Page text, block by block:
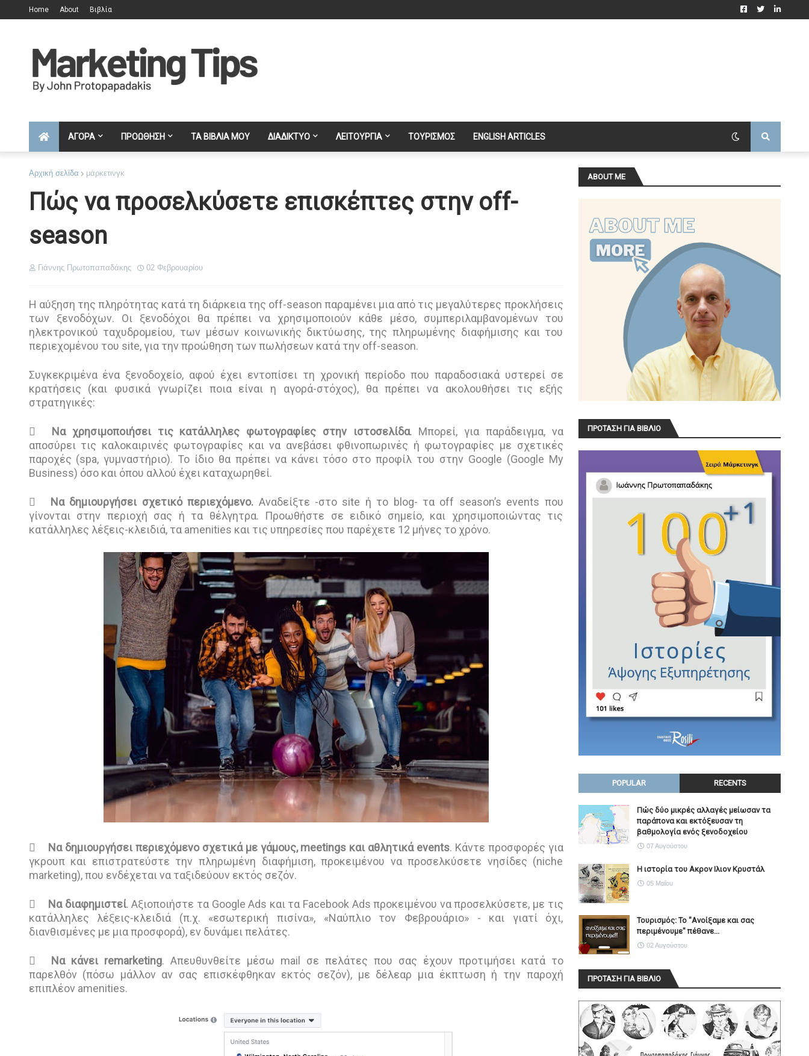
Home About Βιβλία
ΑΓΟΡΑ ΠΡΟΩΘΗΣΗ ΤΑ ΒΙΒΛΙΑ ΜΟΥ ΔΙΑΔΙΚΤΥΟ ΛΕΙΤΟΥΡΓΙΑ ΤΟΥΡΙΣΜΟΣ ENGLISH ARTICLES
Αρχική σελίδα μάρκετινγκ
Πώς να προσελκύσετε επισκέπτες στην off-
season
Γιάννης Πρωτοπαπαδάκης 02 Φεβρουαρίου
Η αύξηση της πληρότητας κατά τη διάρκεια της off-season παραμένει μια από τις μεγαλύτερες προκλήσεις
των ξενοδόχων. Οι ξενοδόχοι θα πρέπει να χρησιμοποιούν κάθε μέσο, συμπεριλαμβανομένων του
ηλεκτρονικού ταχυδρομείου, των μέσων κοινωνικής δικτύωσης, της πληρωμένης διαφήμισης και του
περιεχομένου του site, για την προώθηση των πωλήσεων κατά την off-season.
Συγκεκριμένα ένα ξενοδοχείο, αφού έχει εντοπίσει τη χρονική περίοδο που παραδοσιακά υστερεί σε
κρατήσεις (και φυσικά γνωρίζει ποια είναι η αγορά-στόχος), θα πρέπει να ακολουθήσει τις εξής
στρατηγικές:
 Να χρησιμοποιήσει τις κατάλληλες φωτογραφίες στην ιστοσελίδα. Μπορεί, για παράδειγμα, να
αποσύρει τις καλοκαιρινές φωτογραφίες και να ανεβάσει φθινοπωρινές ή φωτογραφίες με σχετικές
παροχές (spa, γυμναστήριο). Το ίδιο θα πρέπει να κάνει τόσο στο προφίλ του στην Google (Google My
Business) όσο και όπου αλλού έχει καταχωρηθεί.
 Να δημιουργήσει σχετικό περιεχόμενο. Αναδείξτε -στο site ή το blog- τα off season’s events που
γίνονται στην περιοχή σας ή τα θέλγητρα. Προωθήστε σε ειδικό σημείο, και χρησιμοποιώντας τις
κατάλληλες λέξεις-κλειδιά, τα amenities και τις υπηρεσίες που παρέχετε 12 μήνες το χρόνο.
 Να δημιουργήσει περιεχόμενο σχετικά με γάμους, meetings και αθλητικά events. Κάντε προσφορές για
γκρουπ και επιστρατεύστε την πληρωμένη διαφήμιση, προκειμένου να προσελκύσετε νησίδες (niche
marketing), που ενδέχεται να ταξιδεύουν εκτός σεζόν.
 Να διαφημιστεί. Αξιοποιήστε τα Google Ads και τα Facebook Ads προκειμένου να προσελκύσετε, με τις
κατάλληλες λέξεις-κλειδιά (π.χ. «εσωτερική πισίνα», «Ναύπλιο τον Φεβρουάριο» - και γιατί όχι,
διανθισμένες με μια προσφορά), εν δυνάμει πελάτες.
 Να κάνει remarketing. Απευθυνθείτε μέσω mail σε πελάτες που σας έχουν προτιμήσει κατά το
παρελθόν (πόσω μάλλον αν σας επισκέφθηκαν εκτός σεζόν), με δέλεαρ μια έκπτωση ή την παροχή
επιπλέον amenities.
ABOUT ME
ΠΡΟΤΑΣΗ ΓΙΑ ΒΙΒΛΙΟ
POPULAR RECENTS
Πώς δύο μικρές αλλαγές μείωσαν τα
παράπονα και εκτόξευσαν τη
βαθμολογία ενός ξενοδοχείου
07 Αυγούστου
Η ιστορία του Ακρον Ιλιον Κρυστάλ
05 Μαΐου
Τουρισμός: Το "Ανοίξαμε και σας
περιμένουμε" πέθανε...
02 Αυγούστου
ΠΡΟΤΑΣΗ ΓΙΑ ΒΙΒΛΙΟ